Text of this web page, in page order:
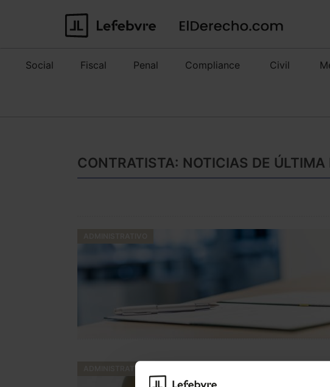
Social Fiscal Penal Compliance Civil
CONTRATISTA: NOTICIAS DE
ADMINISTRATIVO